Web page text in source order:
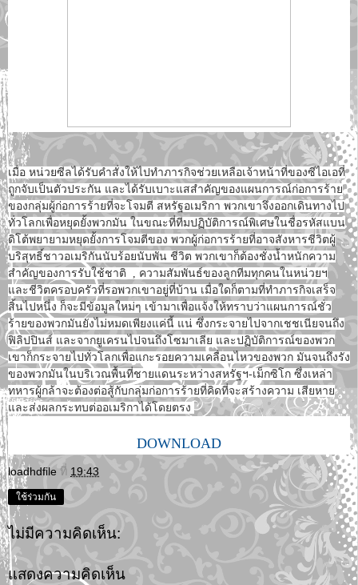
เมื่อ หน่วยซีลได้รับคำสั่งให้ไปทำภารกิจช่วยเหลือเจ้าหน้าที่ของซีไอเอที่
ถูกจับเป็นตัวประกัน และได้รับเบาะแสสำคัญของแผนการณ์ก่อการร้าย
ของกลุ่มผู้ก่อการร้ายที่จะโจมตี สหรัฐอเมริกา พวกเขาจึงออกเดินทางไป
ทั่วโลกเพื่อหยุดยั้งพวกมัน ในขณะที่ทีมปฏิบัติการณ์พิเศษในชื่อรหัสแบน
ดิโต้พยายามหยุดยั้งการโจมตีของ พวกผู้ก่อการร้ายที่อาจสังหารชีวิตผู้
บริสุทธิ์ชาวอเมริกันนับร้อยนับพัน ชีวิต พวกเขาก็ต้องชั่งน้ำหนักความ
สำคัญของการรับใช้ชาติ , ความสัมพันธ์ของลูกทีมทุกคนในหน่วยฯ
และชีวิตครอบครัวที่รอพวกเขาอยู่ที่บ้าน เมื่อใดก็ตามที่ทำภารกิจเสร็จ
สิ้นไปหนึ่ง ก็จะมีข้อมูลใหม่ๆ เข้ามาเพื่อแจ้งให้ทราบว่าแผนการณ์ชั่ว
ร้ายของพวกมันยังไม่หมดเพียงแค่นี้ แน่ ซึ่งกระจายไปจากเชชเนียจนถึง
ฟิลิปปินส์ และจากยูเครนไปจนถึงโซมาเลีย และปฏิบัติการณ์ของพวก
เขาก็กระจายไปทั่วโลกเพื่อแกะรอยความเคลื่อนไหวของพวก มันจนถึงรัง
ของพวกมันในบริเวณพื้นที่ชายแดนระหว่างสหรัฐฯ-เม็กซิโก ซึ่งเหล่า
ทหารผู้กล้าจะต้องต่อสู้กับกลุ่มก่อการร้ายที่คิดที่จะสร้างความ เสียหาย
และส่งผลกระทบต่ออเมริกาได้โดยตรง
DOWNLOAD
loadhdfile ที่ 19:43
ใช้ร่วมกัน
ไม่มีความคิดเห็น:
แสดงความคิดเห็น